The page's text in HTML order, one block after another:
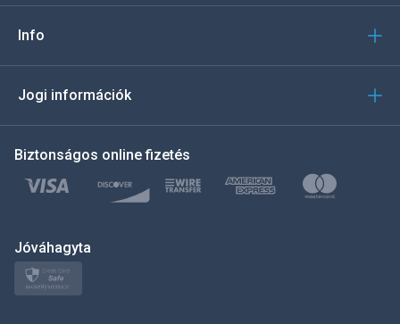
Türkçe
Polski
Info
Jogi információk
Biztonságos online fizetés
Jóváhagyta